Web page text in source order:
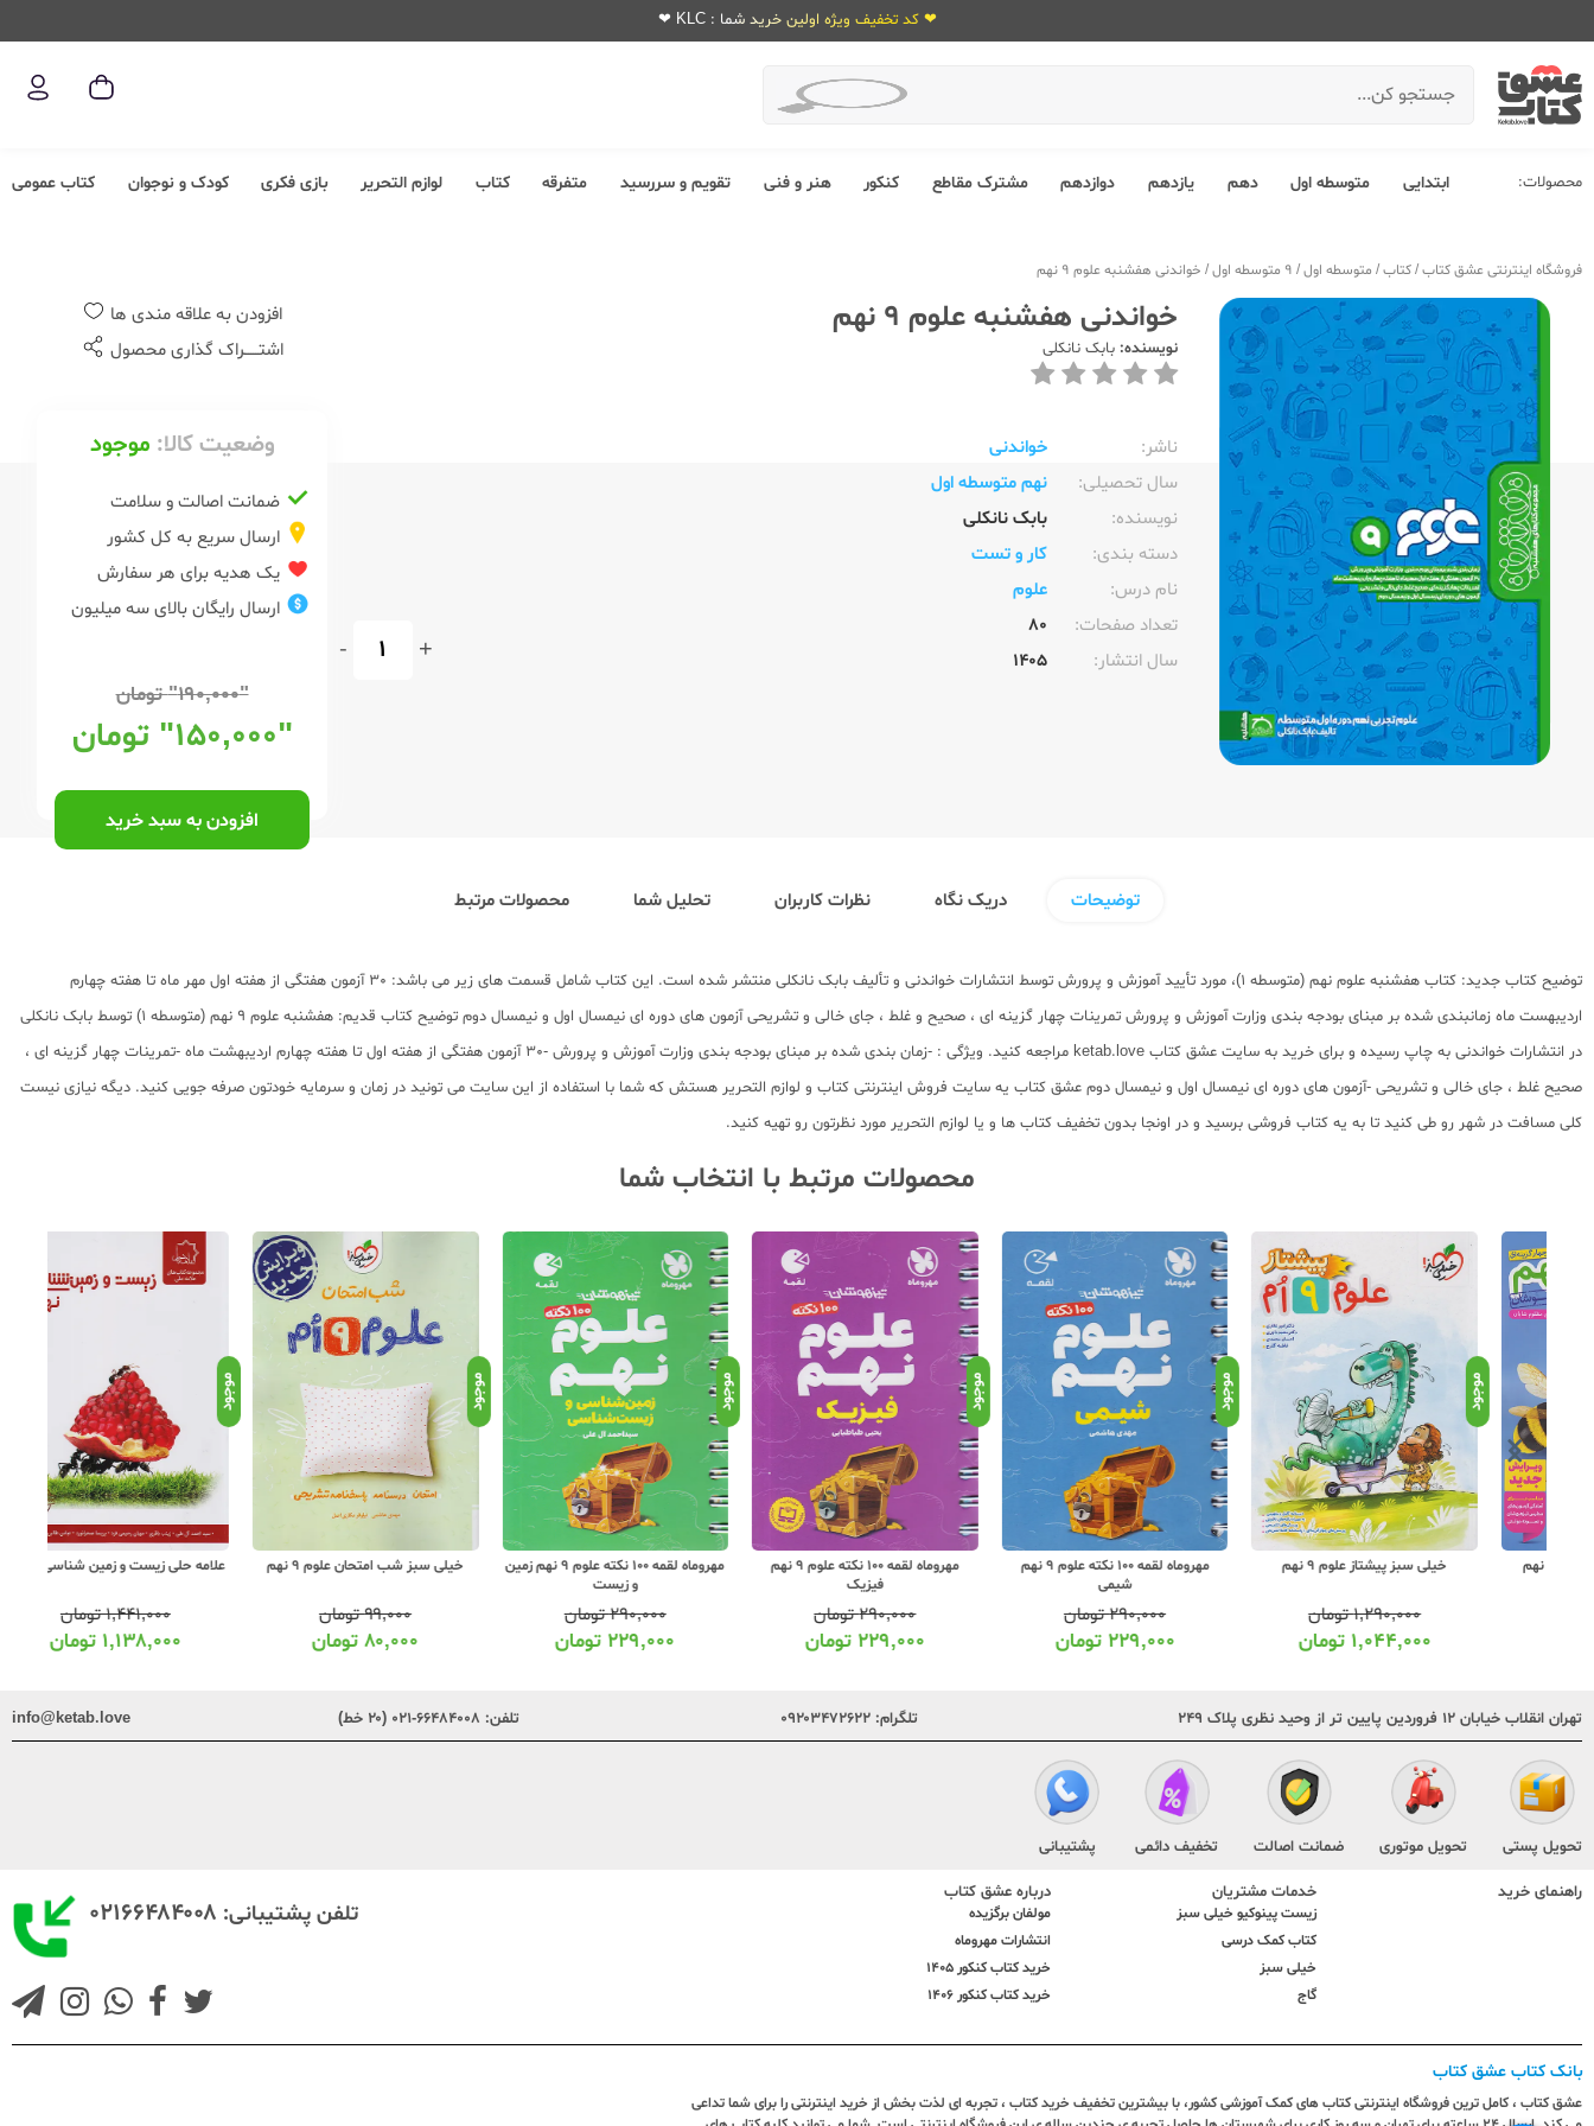
❤ کد تخفیف ویژه اولین خرید شما : KLC ❤
محصولات: ابتدایی متوسطه اول دهم یازدهم دوازدهم مشترک مقاطع کنکور هنر و فنی تقویم و سررسید متفرقه کتاب لوازم التحریر بازی فکری کودک و نوجوان کتاب عمومی
فروشگاه اینترنتی عشق کتاب/کتاب/ متوسطه اول/ 9 متوسطه اول / خواندنی هفشنبه علوم 9 نهم
خواندنی هفشنبه علوم 9 نهم
نویسنده: بابک نانکلی
ناشر:‌
خواندنی
سال تحصیلی:‌
نهم متوسطه اول
نویسنده:‌
بابک نانکلی
دسته بندی:
کار و تست
نام درس:
علوم
تعداد صفحات:‌
80
سال انتشار:‌
1405
+
-
افزودن به علاقه مندی ها
اشتــــــراک گذاری محصول
وضعیت کالا: موجود
ضمانت اصالت و سلامت
ارسال سریع به کل کشور
یک هدیه برای هر سفارش
ارسال رایگان بالای سه میلیون
"۱۹۰,۰۰۰" تومان
"۱۵۰,۰۰۰" تومان
افزودن به سبد خرید
توضیحات دریک نگاه نظرات کاربران تحلیل شما محصولات مرتبط
توضیح کتاب جدید: کتاب هفشنبه علوم نهم (متوسطه 1)، مورد تأیید آموزش و پرورش توسط انتشارات خواندنی و تألیف بابک نانکلی منتشر شده است. این کتاب شامل قسمت های زیر می باشد: 30 آزمون هفتگی از هفته اول مهر ماه تا هفته چهارم
اردیبهست ماه زمانبندی شده بر مبنای بودجه بندی وزارت آموزش و پرورش تمرینات چهار گزینه ای ، صحیح و غلط ، جای خالی و تشریحی آزمون های دوره ای نیمسال اول و نیمسال دوم توضیح کتاب قدیم: هفشنبه علوم 9 نهم (متوسطه 1) توسط بابک نانکلی
در انتشارات خواندنی به چاپ رسیده و برای خرید به سایت عشق کتاب ketab.love مراجعه کنید. ویژگی : -زمان بندی شده بر مبنای بودجه بندی وزارت آموزش و پرورش -30 آزمون هفتگی از هفته اول تا هفته چهارم اردیبهشت ماه -تمرینات چهار گزینه ای ،
صحیح غلط ، جای خالی و تشریحی -آزمون های دوره ای نیمسال اول و نیمسال دوم عشق کتاب یه سایت فروش اینترنتی کتاب و لوازم التحریر هستش که شما با استفاده از این سایت می تونید در زمان و سرمایه خودتون صرفه جویی کنید. دیگه نیازی نیست
کلی مسافت در شهر رو طی کنید تا به یه کتاب فروشی برسید و در اونجا بدون تخفیف کتاب ها و یا لوازم التحریر مورد نظرتون رو تهیه کنید.
محصولات مرتبط با انتخاب شما
موجود
خیلی سبز پیشتاز علوم 9 نهم
۱,۲۹۰,۰۰۰تومان
۱,۰۴۴,۰۰۰تومان
موجود
مهروماه لقمه 100 نکته علوم 9 نهم
تومان
۲۲۹,۰۰۰تومان
موجود
مهروماه لقمه 100 نکته علوم 9 نهم
تومان
۲۲۹,۰۰۰تومان
موجود
مهروماه لقمه 100 نکته علوم 9 نهم زمین
تومان
۲۲۹,۰۰۰تومان
موجود
خیلی سبز شب امتحان علوم 9 نهم
تومان
تومان
علامه حلی زیست و زمین شناسی 9 نهم
۱,۴۴۱,۰۰۰تومان
۱,۱۳۸,۰۰۰تومان
تهران انقلاب خیابان ۱۲ فروردین پایین تر از وحید نظری پلاک ۲۴۹ تلگرام: ۰۹۲۰۳۴۷۲۶۲۲ تلفن: ۶۶۴۸۴۰۰۸-۰۲۱ (۲۰ خط) info@ketab.love
تحویل پستی تحویل موتوری ضمانت اصالت تخفیف دائمی پشتیبانی
راهنمای خرید خدمات مشتریان
زیست پینوکیو خیلی سبز
کتاب کمک درسی
خیلی سبز
گاج
درباره عشق کتاب
مولفان برگزیده
انتشارات مهروماه
خرید کتاب کنکور 1405
خرید کتاب کنکور 1406
تلفن پشتیبانی: ۰۲۱۶۶۴۸۴۰۰۸
بانک کتاب عشق کتاب
عشق کتاب ، کامل ترین فروشگاه اینترنتی کتاب های کمک آموزشی کشور، با بیشترین تخفیف خرید کتاب ، تجربه ای لذت بخش از خرید اینترنتی را برای شما تداعی